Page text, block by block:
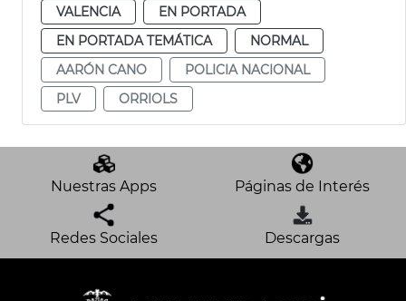
VALENCIA
EN PORTADA
EN PORTADA TEMÁTICA
NORMAL
AARÓN CANO
POLICIA NACIONAL
PLV
ORRIOLS
Nuestras Apps Páginas de Interés
Redes Sociales Descargas